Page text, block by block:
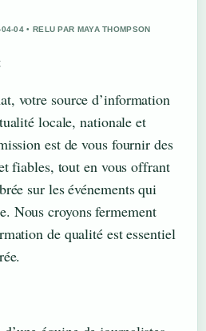
04 • RELU PAR MAYA THOMPSON
votre source d’information
locale, nationale et
est de vous fournir des
fiables, tout en vous offrant
sur les événements qui
Nous croyons fermement
de qualité est essentiel